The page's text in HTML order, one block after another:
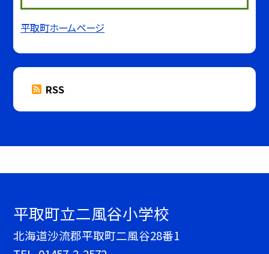
平取町ホームページ
RSS
平取町立二風谷小学校
北海道沙流郡平取町二風谷28番1